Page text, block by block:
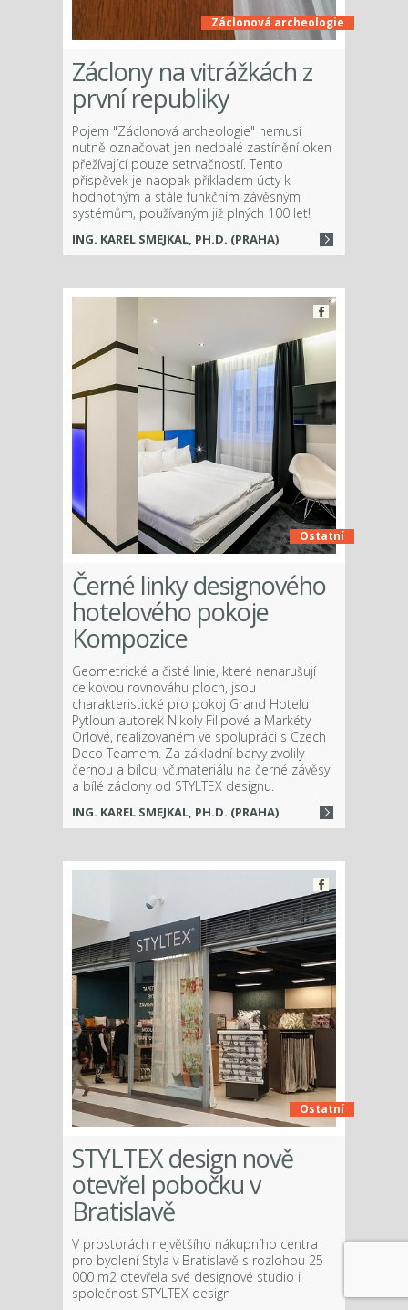
Záclonová archeologie
Záclony na vitrážkách z
první republiky
Pojem "Záclonová archeologie" nemusí
nutně označovat jen nedbalé zastínění oken
přežívající pouze setrvačností. Tento
příspěvek je naopak příkladem úcty k
hodnotným a stále funkčním závěsným
systémům, používaným již plných 100 let!
ING. KAREL SMEJKAL, PH.D. (PRAHA)
Ostatní
Černé linky designového
hotelového pokoje
Kompozice
Geometrické a čisté linie, které nenarušují
celkovou rovnováhu ploch, jsou
charakteristické pro pokoj Grand Hotelu
Pytloun autorek Nikoly Filipové a Markéty
Orlové, realizovaném ve spolupráci s Czech
Deco Teamem. Za základní barvy zvolily
černou a bílou, vč.materiálu na černé závěsy
a bílé záclony od STYLTEX designu.
ING. KAREL SMEJKAL, PH.D. (PRAHA)
Ostatní
STYLTEX design nově
otevřel pobočku v
Bratislavě
V prostorách největšího nákupního centra
pro bydlení Styla v Bratislavě s rozlohou 25
000 m2 otevřela své designové studio i
společnost STYLTEX design